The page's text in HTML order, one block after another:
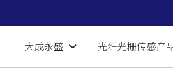
大成永盛 光纤光栅传感产